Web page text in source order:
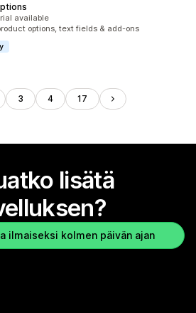
available
options, text fields & add-ons
3 4 17
lisätä
ilmaiseksi kolmen päivän ajan